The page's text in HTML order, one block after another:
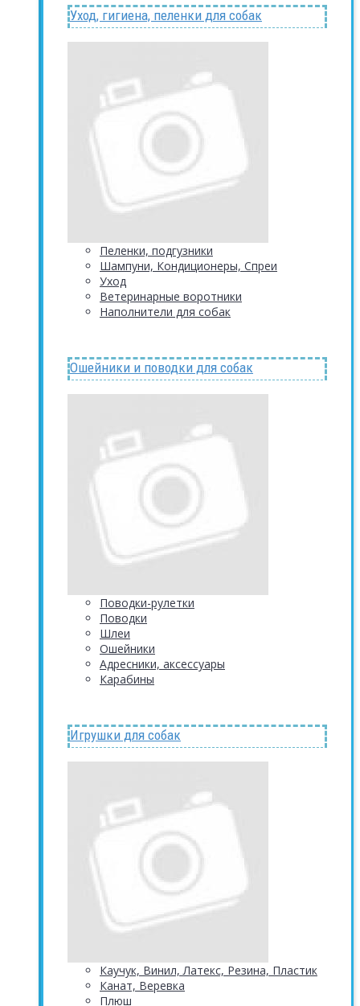
Уход, гигиена, пеленки для собак
Пеленки, подгузники
Шампуни, Кондиционеры, Спреи
Уход
Ветеринарные воротники
Наполнители для собак
Ошейники и поводки для собак
Поводки-рулетки
Поводки
Шлеи
Ошейники
Адресники, аксессуары
Карабины
Игрушки для собак
Каучук, Винил, Латекс, Резина, Пластик
Канат, Веревка
Плюш